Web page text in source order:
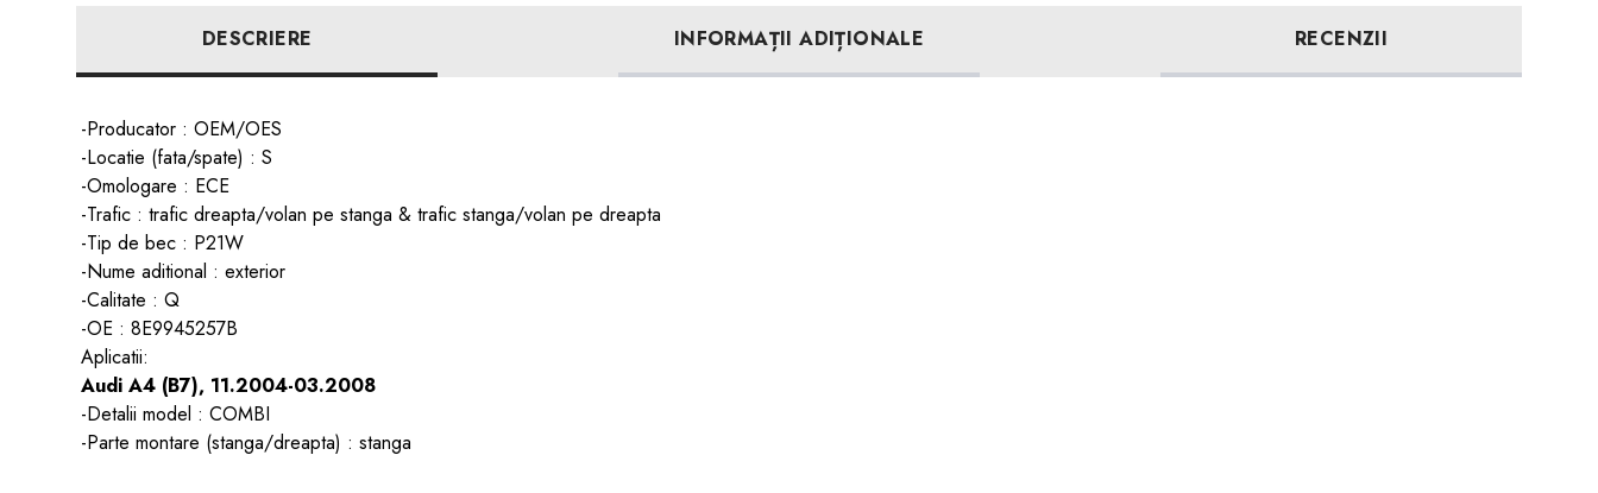
DESCRIERE INFORMAȚII ADIȚIONALE RECENZII
-Producator : OEM/OES
-Locatie (fata/spate) : S
-Omologare : ECE
-Trafic : trafic dreapta/volan pe stanga & trafic stanga/volan pe dreapta
-Tip de bec : P21W
-Nume aditional : exterior
-Calitate : Q
-OE : 8E9945257B
Aplicatii:
Audi A4 (B7), 11.2004-03.2008
-Detalii model : COMBI
-Parte montare (stanga/dreapta) : stanga